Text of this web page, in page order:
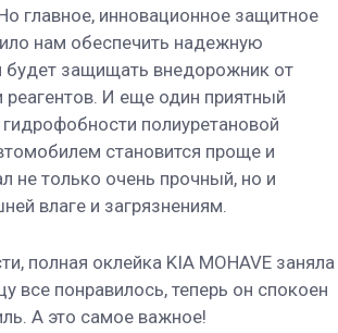
главное, инновационное защитное
нам обеспечить надежную
будет защищать внедорожник от
реагентов. И еще один приятный
полиуретановой
становится проще и
не только очень прочный, но и
влаге и загрязнениям.
полная оклейка KIA MOHAVE заняла
все понравилось, теперь он спокоен
А это самое важное!